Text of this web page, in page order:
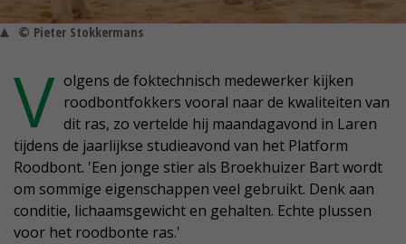
© Pieter Stokkermans
V olgens de foktechnisch medewerker kijken
roodbontfokkers vooral naar de kwaliteiten van
dit ras, zo vertelde hij maandagavond in Laren
tijdens de jaarlijkse studieavond van het Platform
Roodbont. 'Een jonge stier als Broekhuizer Bart wordt
om sommige eigenschappen veel gebruikt. Denk aan
conditie, lichaamsgewicht en gehalten. Echte plussen
voor het roodbonte ras.'